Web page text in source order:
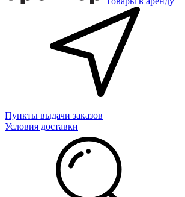
Пункты выдачи заказов
Условия доставки